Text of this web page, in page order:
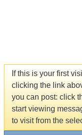
If this is your first
clicking the link
you can post: click
start viewing
to visit from the